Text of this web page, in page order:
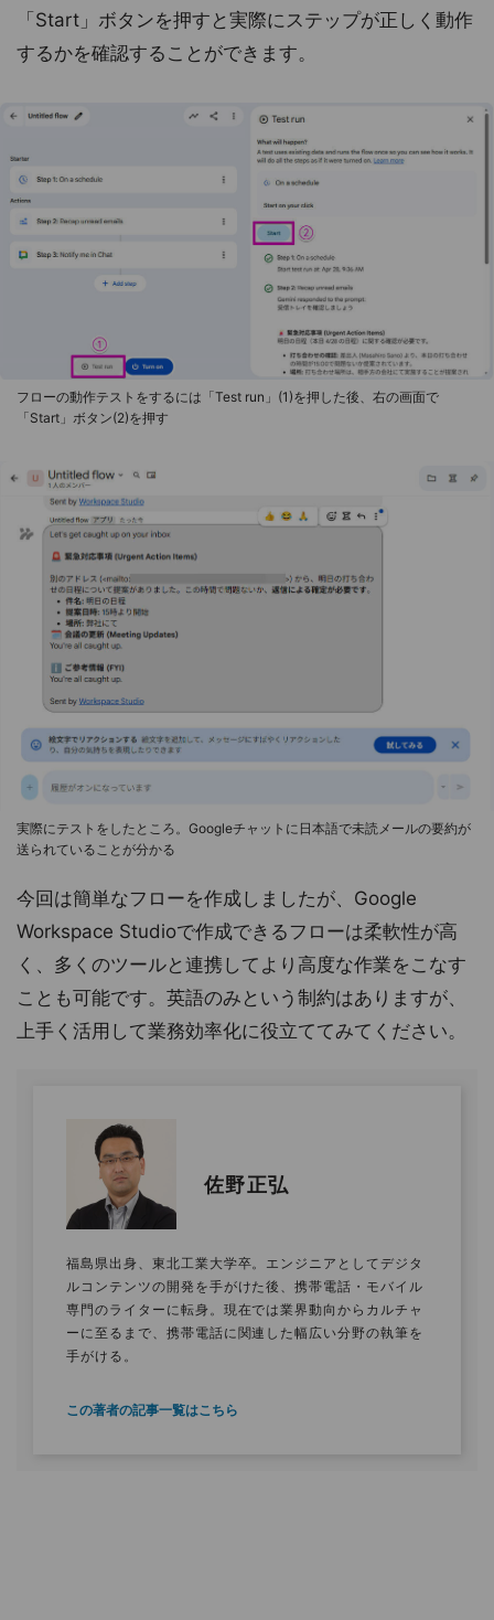
「Start」ボタンを押すと実際にステップが正しく動作
するかを確認することができます。
フローの動作テストをするには「Test run」(1)を押した後、右の画面で
「Start」ボタン(2)を押す
実際にテストをしたところ。Googleチャットに日本語で未読メールの要約が
送られていることが分かる
今回は簡単なフローを作成しましたが、Google
Workspace Studioで作成できるフローは柔軟性が高
く、多くのツールと連携してより高度な作業をこなす
ことも可能です。英語のみという制約はありますが、
上手く活用して業務効率化に役立ててみてください。
佐野正弘
福島県出身、東北工業大学卒。エンジニアとしてデジタ
ルコンテンツの開発を手がけた後、携帯電話・モバイル
専門のライターに転身。現在では業界動向からカルチャ
ーに至るまで、携帯電話に関連した幅広い分野の執筆を
手がける。
この著者の記事一覧はこちら